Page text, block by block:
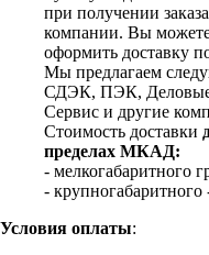
при получении
компании. Вы можете
оформить доставку
Мы предлагаем
СДЭК, ПЭК, Деловые
Сервис и другие
Стоимость доставки
пределах МКАД:
- мелкогабаритного
- крупногабаритного
Условия оплаты: